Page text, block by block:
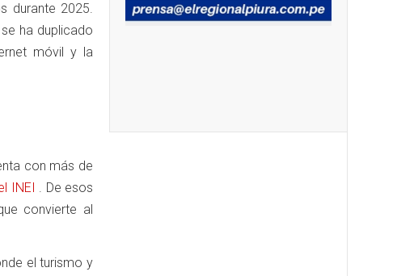
durante 2025.
ha duplicado
móvil y la
con más de
INEI . De esos
convierte al
el turismo y